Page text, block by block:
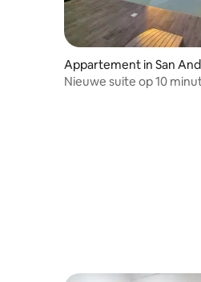
Appartement in San
Nieuwe suite op 10